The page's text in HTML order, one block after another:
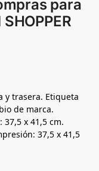
para
y trasera. Etiqueta
de marca.
x 41,5 cm.
37,5 x 41,5